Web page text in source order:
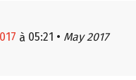
à 05:21 • May 2017